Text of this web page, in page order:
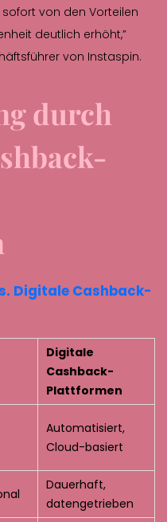
von den Vorteilen
deutlich erhöht,”
von Instaspin.
durch
Digitale Cashback-
Digitale
Cashback-
Plattformen
Automatisiert,
Cloud-basiert
Dauerhaft,
datengetrieben